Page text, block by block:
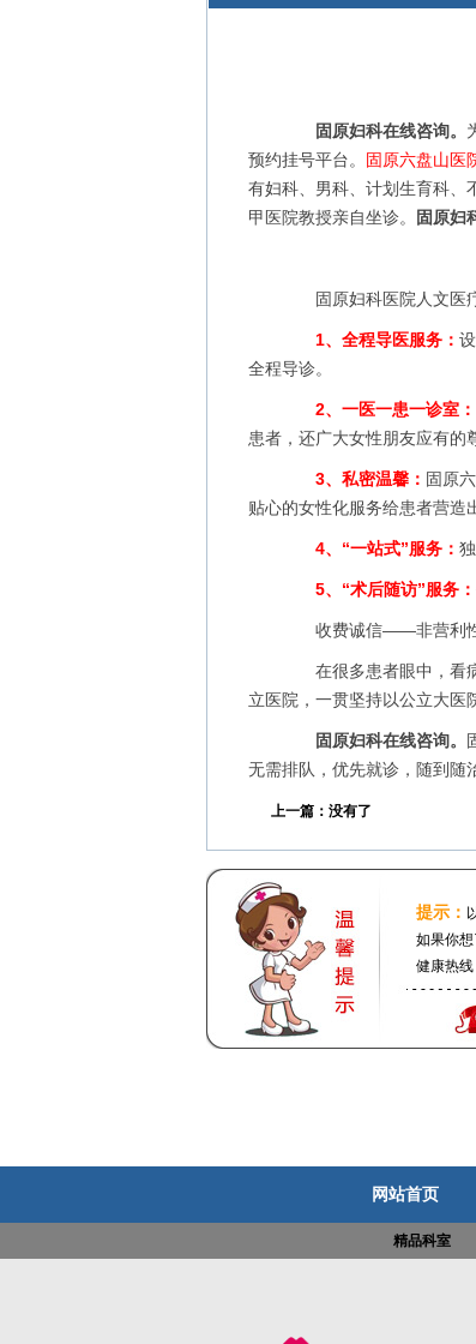
固原妇科在线咨询。
预约挂号平台。 固原六盘山医
有妇科、男科、计划生育科、
甲医院教授亲自坐诊。
固原妇
固原妇科医院人文医
1、全程导医服务：
全程导诊。
2、一医一患一诊室：
患者，还广大女性朋友应有的
3、私密温馨： 固原
贴心的女性化服务给患者营造
4、“一站式”服务：
5、“术后随访”服务：
收费诚信——非营利性
在很多患者眼中，看病
立医院，一贯坚持以公立大医
固原妇科在线咨询。
无需排队，优先就诊，随到随
上一篇：没有了
提示：
如果你
健康热线
网站首页
精品科室